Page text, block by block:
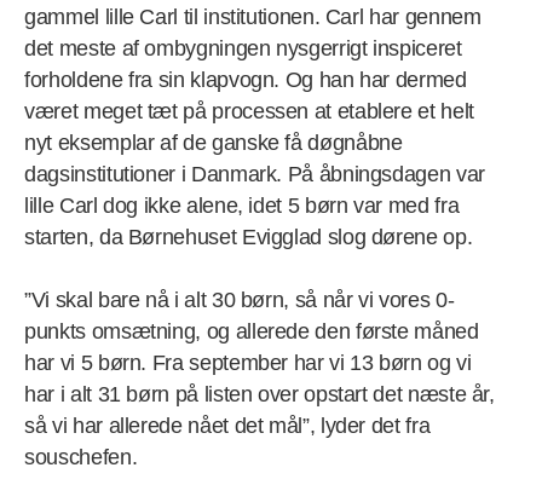
gammel lille Carl til institutionen. Carl har gennem
det meste af ombygningen nysgerrigt inspiceret
forholdene fra sin klapvogn. Og han har dermed
været meget tæt på processen at etablere et helt
nyt eksemplar af de ganske få døgnåbne
dagsinstitutioner i Danmark. På åbningsdagen var
lille Carl dog ikke alene, idet 5 børn var med fra
starten, da Børnehuset Evigglad slog dørene op.
”Vi skal bare nå i alt 30 børn, så når vi vores 0-
punkts omsætning, og allerede den første måned
har vi 5 børn. Fra september har vi 13 børn og vi
har i alt 31 børn på listen over opstart det næste år,
så vi har allerede nået det mål”, lyder det fra
souschefen.